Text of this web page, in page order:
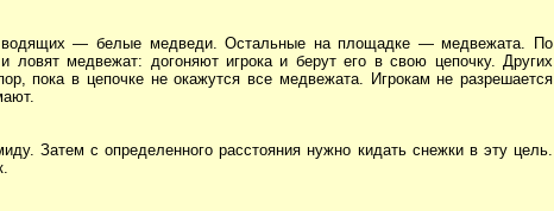
— белые медведи. Остальные на площадке — медвежата. По
медвежат: догоняют игрока и берут его в свою цепочку. Других
пока в цепочке не окажутся все медвежата. Игрокам не разрешается
Затем с определенного расстояния нужно кидать снежки в эту цель.